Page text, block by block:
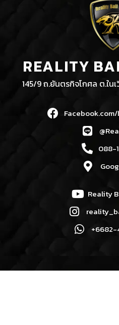
REALITY
145/9 ถ.ยันตรกิจโกศล ต.ใน
088-
Reality